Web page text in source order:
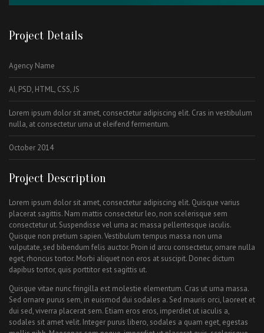
Project Details
Agency Name
AI, PSD, HTML, CSS, JS
Lorem ipsum dolor sit amet, consectetur adipiscing elit. Cras in vestibulum
nulla, at consectetur urna ut eleifend fermentum.
October 2014
Project Description
Lorem ipsum dolor sit amet, consectetur adipiscing elit. Quisque varius
placerat sagittis. Nam mattis consectetur leo, non scelerisque sem
consectetur ut. Suspendisse vel urna ac massa pellentesque iaculis.
Quisque non pretium sapien. Vestibulum tempus massa non urna
vulputate, sed bibendum felis auctor. Proin id arcu consectetur, ornare nulla
eget, rhoncus tortor. Morbi aliquet non eros at suscipit. Donec dictum
dapibus tortor, quis porttitor est sagittis ut.
Quisque vitae nunc fringilla est molestie elementum. Cras ut urna massa.
Sed ornare purus sem, in euismod dui sodales a. Sed mauris orci, laoreet et
dui sed, viverra placerat sem. Etiam eros eros, imperdiet ut iaculis a,
sodales sit amet velit. Integer purus libero, sodales a quam eget, egestas